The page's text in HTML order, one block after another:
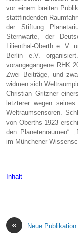
vor einem breiten
stattfindenden
der Stiftung
Sternwarte, der
Lilienthal-Oberth e. V.
Berlin e.V.
vorangegangene RHK
Zwei Beiträge, und
widmen sich
Christian Gritzner
letzterer wegen
Weltraumsensoren.
von Oberths 1923
den Planetenräumen“.
im Münchener
Inhalt
« Neue